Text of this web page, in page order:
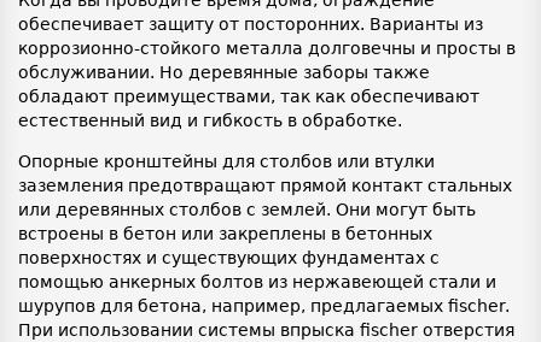
обеспечивает защиту от посторонних. Варианты из
коррозионно-стойкого металла долговечны и просты в
обслуживании. Но деревянные заборы также
обладают преимуществами, так как обеспечивают
естественный вид и гибкость в обработке.
Опорные кронштейны для столбов или втулки
заземления предотвращают прямой контакт стальных
или деревянных столбов с землей. Они могут быть
встроены в бетон или закреплены в бетонных
поверхностях и существующих фундаментах с
помощью анкерных болтов из нержавеющей стали и
шурупов для бетона, например, предлагаемых fischer.
При использовании системы впрыска fischer отверстия